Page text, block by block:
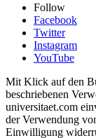
Follow
Facebook
Twitter
Instagram
YouTube
Mit Klick auf den
beschriebenen
universitaet.com
der Verwendung
Einwilligung